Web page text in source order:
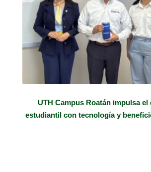
UTH Campus Roatán impulsa el
estudiantil con tecnología y